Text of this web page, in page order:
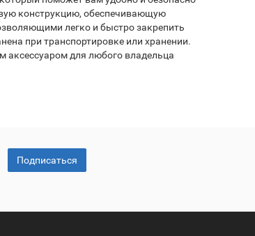
конструкцию, обеспечивающую
легко и быстро закрепить
при транспортировке или хранении.
для любого владельца
Подписаться